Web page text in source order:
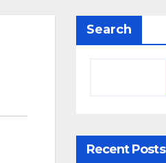
Search
Recent Posts